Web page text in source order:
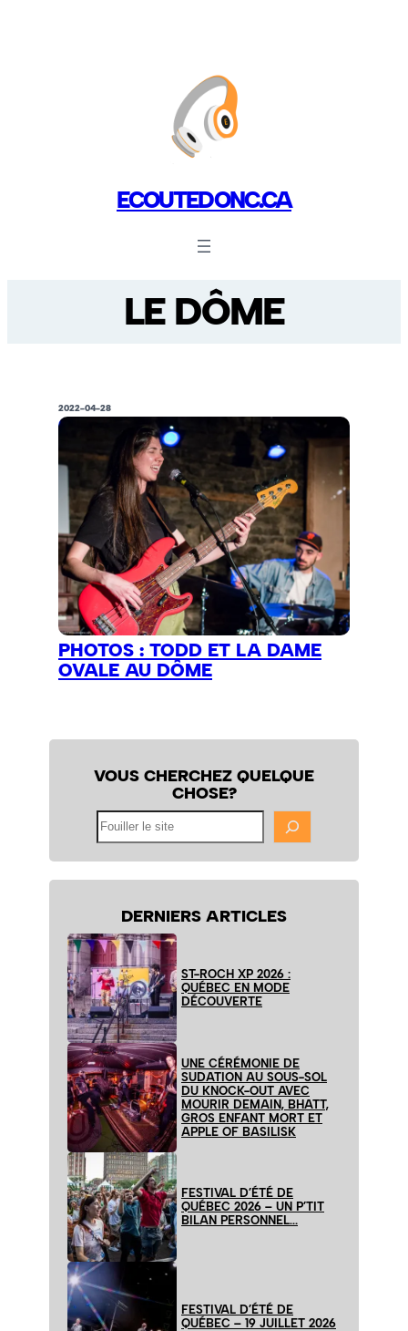
ECOUTEDONC.CA
LE DÔME
2022-04-28
PHOTOS : TODD ET LA DAME
OVALE AU DÔME
VOUS CHERCHEZ QUELQUE
CHOSE?
DERNIERS ARTICLES
ST-ROCH XP 2026 :
QUÉBEC EN MODE
DÉCOUVERTE
UNE CÉRÉMONIE DE
SUDATION AU SOUS-SOL
DU KNOCK-OUT AVEC
MOURIR DEMAIN, BHATT,
GROS ENFANT MORT ET
APPLE OF BASILISK
FESTIVAL D’ÉTÉ DE
QUÉBEC 2026 – UN P’TIT
BILAN PERSONNEL…
FESTIVAL D’ÉTÉ DE
QUÉBEC – 19 JUILLET 2026